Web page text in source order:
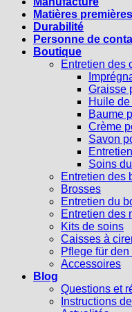
Matières
Durabilité
Personne de
Boutique
Entretien des
Graisse
Huile
Baume
Crème
Savon
Soins
Entretien des
Brosses
Entretien du
Entretien des
Kits de soins
Caisses à
Pflege für
Accessoires
Blog
Questions et
Instructions